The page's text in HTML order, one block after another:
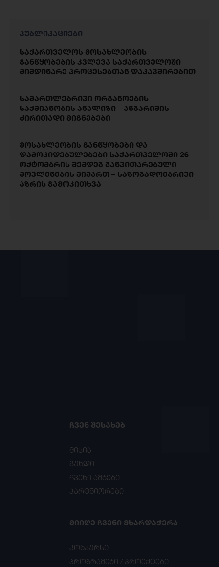
პუბლიკაციები
საქართველოს მოსახლეობის
განწყობების კვლევა საქართველოში
მიმდინარე პროცესებთან დაკავშირებით
სამართლებრივი ორგანოების
საქმიანობის ანალიზი – ანგარიშის
ძირითადი მიგნებები
მოსახლეობის განწყობები და
დამოკიდებულებები საქართველოში 26
ოქტომბრის შემდეგ განვითარებული
მოვლენების მიმართ – საზოგადოებრივი
აზრის გამოკითხვა
ᲩᲕᲔᲜ ᲨᲔᲡᲐᲮᲔᲑ
მისია
გუნდი
ჩვენი ამბები
პარტნიორები
ᲛᲘᲘᲦᲔ ᲩᲕᲔᲜᲘ ᲛᲮᲐᲠᲓᲐᲭᲔᲠᲐ
კონკურსი
პროგრამები / პროექტები